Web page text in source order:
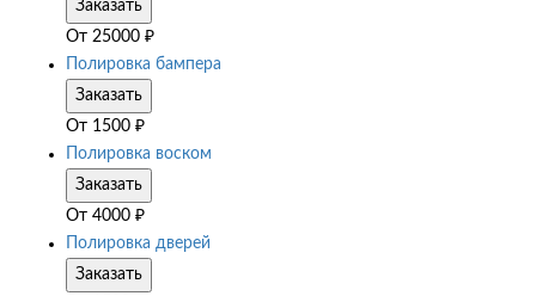
Заказать
От 25000 ₽
Полировка бампера
Заказать
От 1500 ₽
Полировка воском
Заказать
От 4000 ₽
Полировка дверей
Заказать